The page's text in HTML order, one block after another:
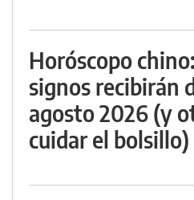
Horóscopo
signos recibirán
agosto 2026 (y
cuidar el bolsillo)